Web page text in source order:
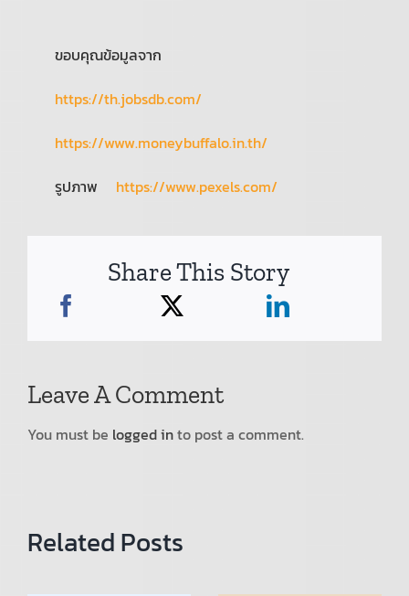
ขอบคุณข้อมูลจาก
https://th.jobsdb.com/
https://www.moneybuffalo.in.th/
รูปภาพ https://www.pexels.com/
Share This Story
Leave A Comment
You must be logged into post a comment.
Related Posts
คำนวณเงิน